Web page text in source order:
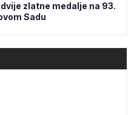
zlatne medalje na 93.
Sadu